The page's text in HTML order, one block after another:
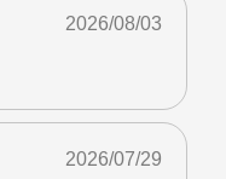
2026/08/03
2026/07/29